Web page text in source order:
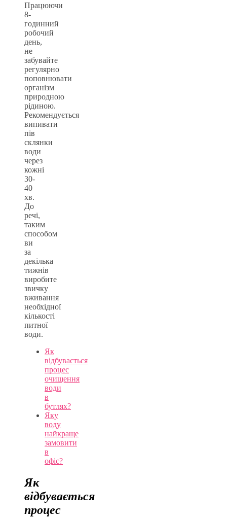
Працюючи
8-
годинний
робочий
день,
не
забувайте
регулярно
поповнювати
організм
природною
рідиною.
Рекомендується
випивати
пів
склянки
води
через
кожні
30-
40
хв.
До
речі,
таким
способом
ви
за
декілька
тижнів
виробите
звичку
вживання
необхідної
кількості
питної
води.
Як
відбувається
процес
очищення
води
в
бутлях?
Яку
воду
найкраще
замовити
в
офіс?
Як
відбувається
процес